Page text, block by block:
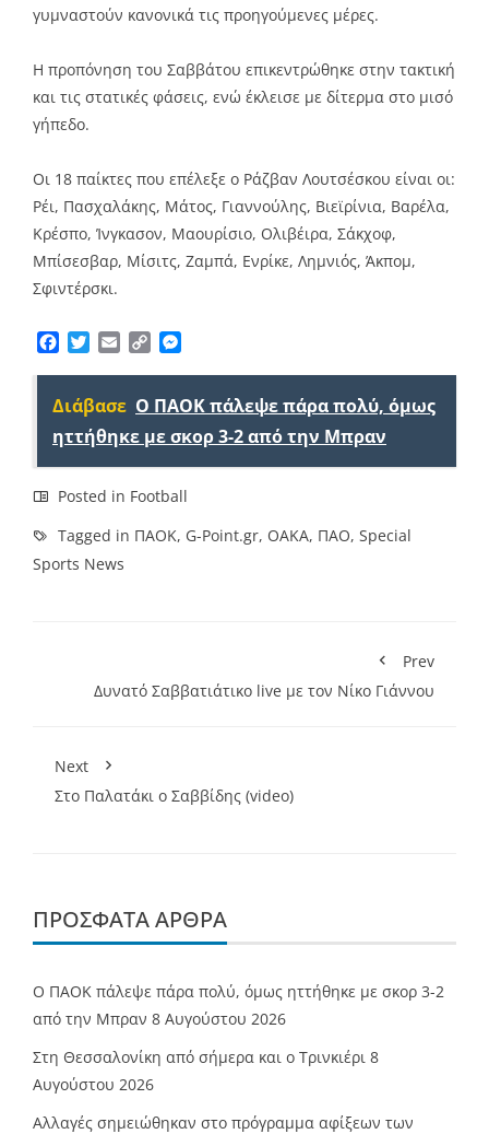
γυμναστούν κανονικά τις προηγούμενες μέρες.
Η προπόνηση του Σαββάτου επικεντρώθηκε στην τακτική
και τις στατικές φάσεις, ενώ έκλεισε με δίτερμα στο μισό
γήπεδο.
Οι 18 παίκτες που επέλεξε ο Ράζβαν Λουτσέσκου είναι οι:
Ρέι, Πασχαλάκης, Μάτος, Γιαννούλης, Βιεϊρίνια, Βαρέλα,
Κρέσπο, Ίνγκασον, Μαουρίσιο, Ολιβέιρα, Σάκχοφ,
Μπίσεσβαρ, Μίσιτς, Ζαμπά, Ενρίκε, Λημνιός, Άκπομ,
Σφιντέρσκι.
Facebook
TwitterEmailCopy
Διάβασε Ο ΠΑΟΚ πάλεψε πάρα πολύ, όμως
ηττήθηκε με σκορ 3-2 από την Μπραν
Posted in Football
Tagged in ΠΑΟΚ, G-Point.gr, ΟΑΚΑ, ΠΑΟ, Special
Sports News
Prev
Δυνατό Σαββατιάτικο live με τον Νίκο Γιάννου
Next
Στο Παλατάκι ο Σαββίδης (video)
ΠΡΌΣΦΑΤΑ ΆΡΘΡΑ
Ο ΠΑΟΚ πάλεψε πάρα πολύ, όμως ηττήθηκε με σκορ 3-2
από την Μπραν 8 Αυγούστου 2026
Στη Θεσσαλονίκη από σήμερα και ο Τρινκιέρι 8
Αυγούστου 2026
Αλλαγές σημειώθηκαν στο πρόγραμμα αφίξεων των